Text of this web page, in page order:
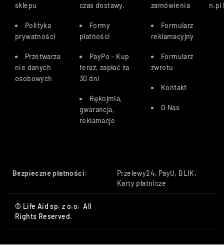
sklepu
Polityka
prywatności
Przetwarza
nie danych
osobowych
czas dostawy.
Formy
płatności
PayPo – Kup
teraz, zapłać za
30 dni
Rękojmia,
gwarancja,
reklamacje
zamówienia
Formularz
reklamacyjny
Formularz
zwrotu
Kontakt
O Nas
n.pl
Bezpieczne płatności:
Przelewy24, PayU, BLIK,
Karty płatnicze
© Life Aid sp. z o.o. All
Rights Reserved.